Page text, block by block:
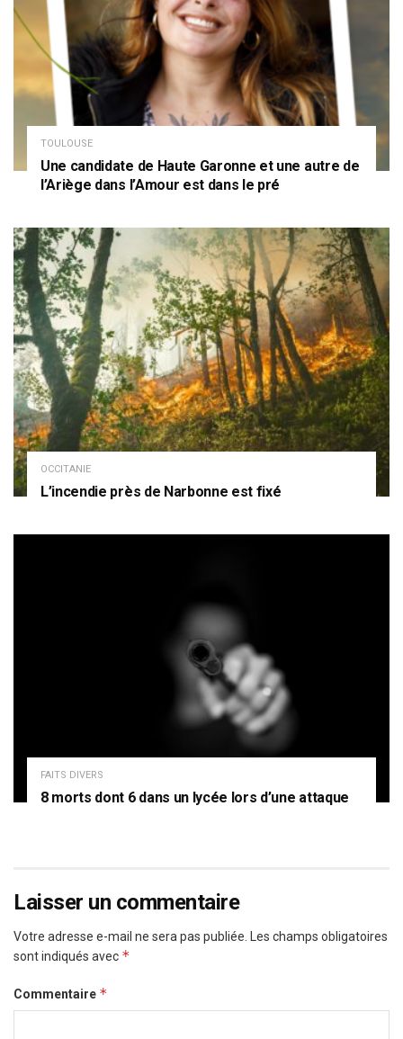
TOULOUSE
Une candidate de Haute Garonne et une autre de
l’Ariège dans l’Amour est dans le pré
OCCITANIE
L’incendie près de Narbonne est fixé
FAITS DIVERS
8 morts dont 6 dans un lycée lors d’une attaque
Laisser un commentaire
Votre adresse e-mail ne sera pas publiée. Les champs obligatoires
sont indiqués avec *
Commentaire *